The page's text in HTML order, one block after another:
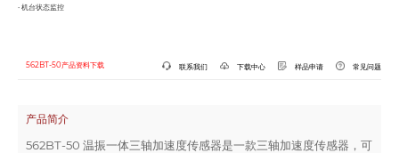
• 机台状态监控
562BT-50产品资料下载 联系我们 下载中心 样品申请 常见问题
产品简介
562BT-50 温振一体三轴加速度传感器是一款三轴加速度传感器，可